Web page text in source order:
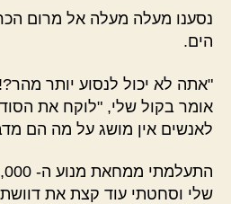
נסענו מעלה מעלה אל מרום
הים.
"אתה לא יכול לנסוע יותר
אומר בקול שלי, "לוקח את
לאנשים אין מושג על מה הם
שלי וסחטתי עוד קצת את דוושת